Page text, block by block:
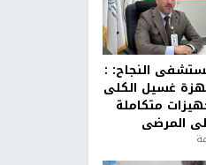
النجاح: :
غسيل الكلى
متكاملة
المرضى